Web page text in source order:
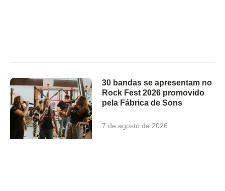
30 bandas se apresentam no
Rock Fest 2026 promovido
pela Fábrica de Sons
7 de agosto de 2026